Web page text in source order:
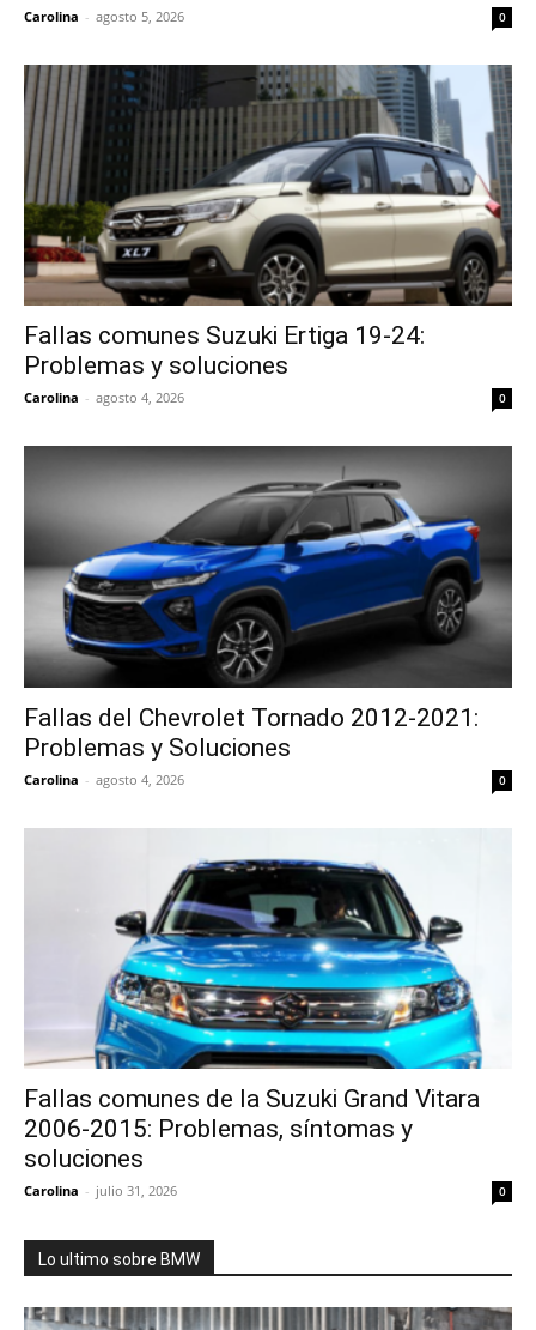
Carolina - agosto 5, 2026 0
Fallas comunes Suzuki Ertiga 19-24:
Problemas y soluciones
Carolina - agosto 4, 2026 0
Fallas del Chevrolet Tornado 2012-2021:
Problemas y Soluciones
Carolina - agosto 4, 2026 0
Fallas comunes de la Suzuki Grand Vitara
2006-2015: Problemas, síntomas y
soluciones
Carolina - julio 31, 2026 0
Lo ultimo sobre BMW